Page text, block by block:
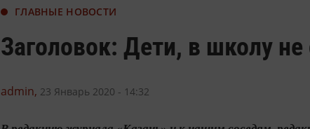
ГЛАВНЫЕ НОВОСТИ
Заголовок: Дети, в школу не
admin, 23 Январь 2020 - 14:32